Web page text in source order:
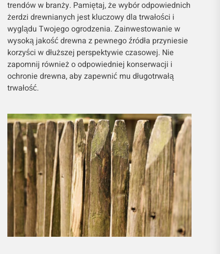
trendów w branży. Pamiętaj, że wybór odpowiednich
żerdzi drewnianych jest kluczowy dla trwałości i
wyglądu Twojego ogrodzenia. Zainwestowanie w
wysoką jakość drewna z pewnego źródła przyniesie
korzyści w dłuższej perspektywie czasowej. Nie
zapomnij również o odpowiedniej konserwacji i
ochronie drewna, aby zapewnić mu długotrwałą
trwałość.